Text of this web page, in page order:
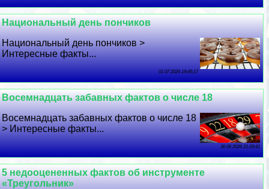
Национальный день пончиков
Национальный день пончиков >
Интересные факты...
01 07 2026 19:45:17
Восемнадцать забавных фактов о числе 18
Восемнадцать забавных фактов о числе 18
> Интересные факты...
30 06 2026 21:29:41
5 недооцененных фактов об инструменте
«Треугольник»